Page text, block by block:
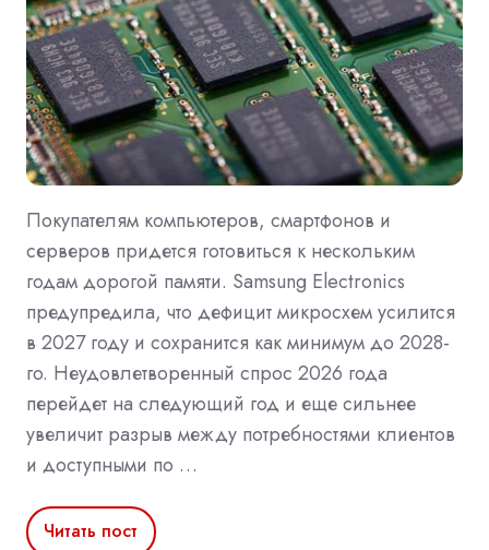
Покупателям компьютеров, смартфонов и
серверов придется готовиться к нескольким
годам дорогой памяти. Samsung Electronics
предупредила, что дефицит микросхем усилится
в 2027 году и сохранится как минимум до 2028-
го. Неудовлетворенный спрос 2026 года
перейдет на следующий год и еще сильнее
увеличит разрыв между потребностями клиентов
и доступными по …
Читать пост